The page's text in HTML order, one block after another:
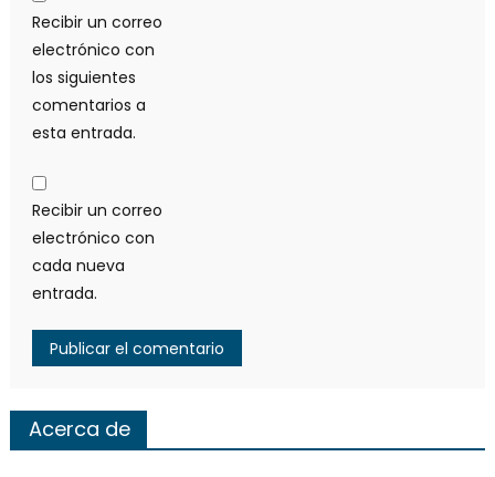
Recibir un correo
electrónico con
los siguientes
comentarios a
esta entrada.
Recibir un correo
electrónico con
cada nueva
entrada.
Acerca de